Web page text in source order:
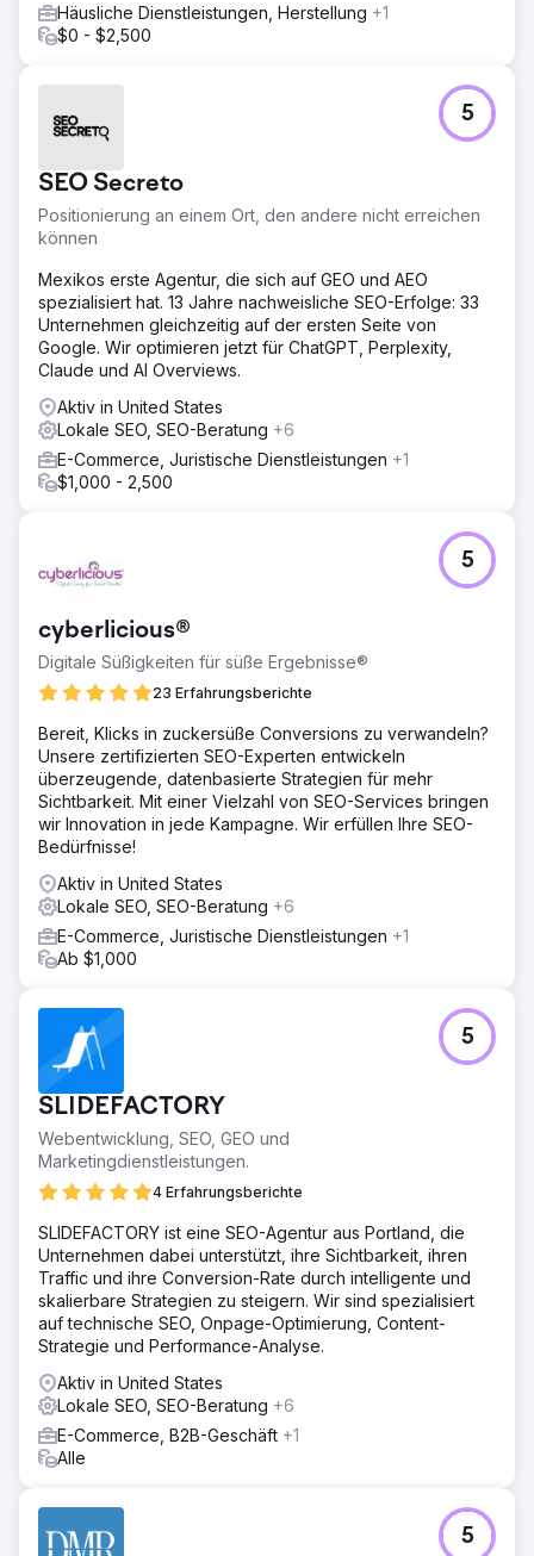
Häusliche Dienstleistungen, Herstellung +1
$0 - $2,500
SEO Secreto
Positionierung an einem Ort, den andere nicht erreichen
können
5
Mexikos erste Agentur, die sich auf GEO und AEO
spezialisiert hat. 13 Jahre nachweisliche SEO-Erfolge: 33
Unternehmen gleichzeitig auf der ersten Seite von
Google. Wir optimieren jetzt für ChatGPT, Perplexity,
Claude und AI Overviews.
Aktiv in United States
Lokale SEO, SEO-Beratung +6
E-Commerce, Juristische Dienstleistungen +1
$1,000 - 2,500
cyberlicious®
Digitale Süßigkeiten für süße Ergebnisse®
23 Erfahrungsberichte
5
Bereit, Klicks in zuckersüße Conversions zu verwandeln?
Unsere zertifizierten SEO-Experten entwickeln
überzeugende, datenbasierte Strategien für mehr
Sichtbarkeit. Mit einer Vielzahl von SEO-Services bringen
wir Innovation in jede Kampagne. Wir erfüllen Ihre SEO-
Bedürfnisse!
Aktiv in United States
Lokale SEO, SEO-Beratung +6
E-Commerce, Juristische Dienstleistungen +1
Ab $1,000
SLIDEFACTORY
Webentwicklung, SEO, GEO und
Marketingdienstleistungen.
4 Erfahrungsberichte
5
SLIDEFACTORY ist eine SEO-Agentur aus Portland, die
Unternehmen dabei unterstützt, ihre Sichtbarkeit, ihren
Traffic und ihre Conversion-Rate durch intelligente und
skalierbare Strategien zu steigern. Wir sind spezialisiert
auf technische SEO, Onpage-Optimierung, Content-
Strategie und Performance-Analyse.
Aktiv in United States
Lokale SEO, SEO-Beratung +6
E-Commerce, B2B-Geschäft +1
Alle
5